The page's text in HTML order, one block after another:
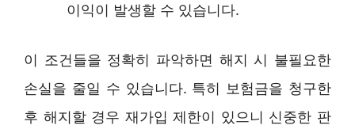
이익이 발생할 수 있습니다.
이 조건들을 정확히 파악하면 해지 시 불필요한
손실을 줄일 수 있습니다. 특히 보험금을 청구한
후 해지할 경우 재가입 제한이 있으니 신중한 판